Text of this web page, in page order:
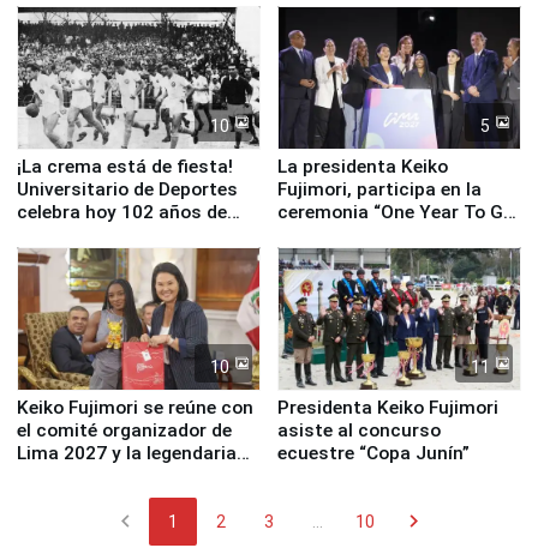
equipamiento para
Serenazgo
10
¡La crema está de fiesta!
Universitario de Deportes
celebra hoy 102 años de
5
La presidenta Keiko
Fujimori, participa en la
ceremonia “One Year To Go
10
Keiko Fujimori se reúne con
el comité organizador de
Lima 2027 y la legendaria
11
Presidenta Keiko Fujimori
asiste al concurso
ecuestre “Copa Junín”
chevron_left 1 2 3 10 chevron_right